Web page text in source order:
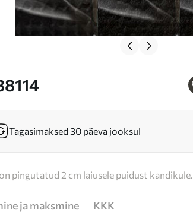
Tagasimaksed 30 päeva jooksul
pingutatud 2 cm laiusele puidust kandikule.
ja maksmine KKK